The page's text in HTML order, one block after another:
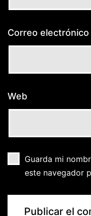
Correo electrónico
Web
Guarda mi
este navegador